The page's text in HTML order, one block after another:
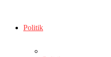
Politik